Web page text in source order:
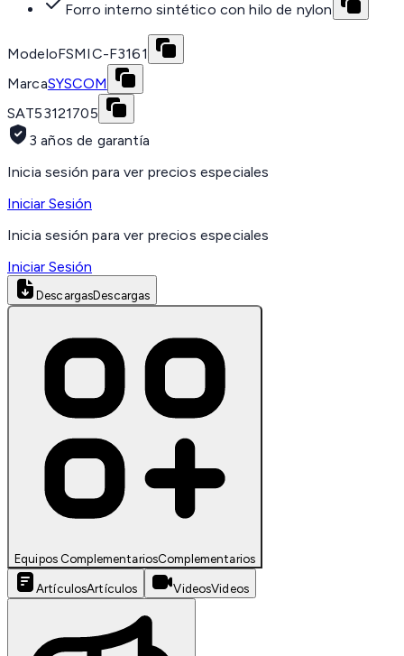
Forro interno sintético con hilo de nylon
ModeloFSMIC-F3161
MarcaSYSCOM
SAT53121705
3 años de garantía
Inicia sesión para ver precios especiales
Iniciar Sesión
Inicia sesión para ver precios especiales
Iniciar Sesión
DescargasDescargas
Equipos ComplementariosComplementarios
ArtículosArtículos VideosVideos